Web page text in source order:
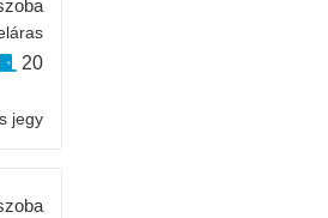
jegy
20